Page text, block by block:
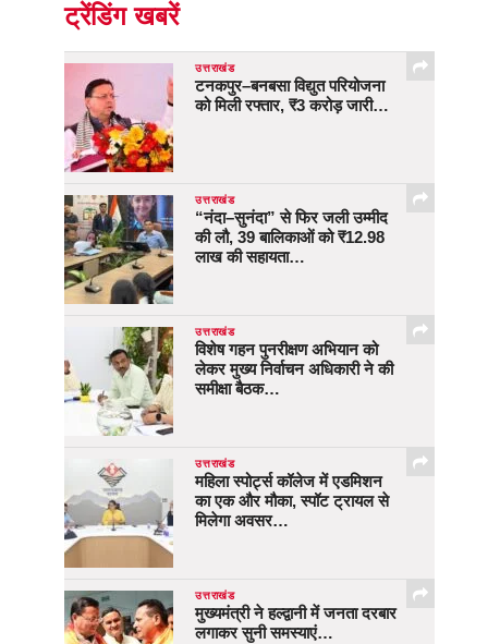
ट्रेंडिंग खबरें
उत्तराखंड
टनकपुर–बनबसा विद्युत परियोजना
को मिली रफ्तार, ₹3 करोड़ जारी…
उत्तराखंड
“नंदा–सुनंदा” से फिर जली उम्मीद
की लौ, 39 बालिकाओं को ₹12.98
लाख की सहायता…
उत्तराखंड
विशेष गहन पुनरीक्षण अभियान को
लेकर मुख्य निर्वाचन अधिकारी ने की
समीक्षा बैठक…
उत्तराखंड
महिला स्पोर्ट्स कॉलेज में एडमिशन
का एक और मौका, स्पॉट ट्रायल से
मिलेगा अवसर…
उत्तराखंड
मुख्यमंत्री ने हल्द्वानी में जनता दरबार
लगाकर सुनी समस्याएं…